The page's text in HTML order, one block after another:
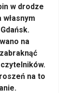
w drodze
na
na to